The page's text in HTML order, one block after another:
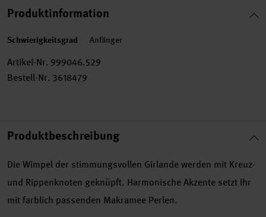
Produktinformation
Schwierigkeitsgrad Anfänger
Artikel-Nr. 999046.529
Bestell-Nr. 3618479
Produktbeschreibung
Die Wimpel der stimmungsvollen Girlande werden mit Kreuz-
und Rippenknoten geknüpft. Harmonische Akzente setzt Ihr
mit farblich passenden Makramee Perlen.